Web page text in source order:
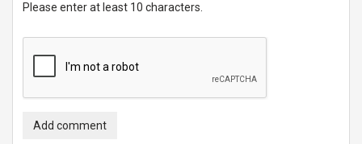
Please enter at least 10 characters.
Add comment